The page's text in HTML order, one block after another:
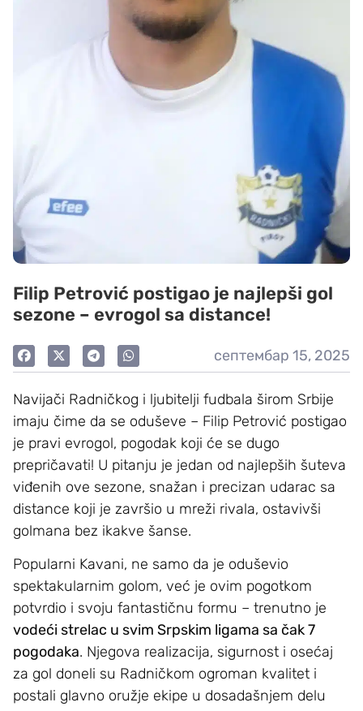
Filip Petrović postigao je najlepši gol
sezone – evrogol sa distance!
септембар 15, 2025
Navijači Radničkog i ljubitelji fudbala širom Srbije
imaju čime da se oduševe – Filip Petrović postigao
je pravi evrogol, pogodak koji će se dugo
prepričavati! U pitanju je jedan od najlepših šuteva
viđenih ove sezone, snažan i precizan udarac sa
distance koji je završio u mreži rivala, ostavivši
golmana bez ikakve šanse.
Popularni Kavani, ne samo da je oduševio
spektakularnim golom, već je ovim pogotkom
potvrdio i svoju fantastičnu formu – trenutno je
vodeći strelac u svim Srpskim ligama sa čak 7
pogodaka. Njegova realizacija, sigurnost i osećaj
za gol doneli su Radničkom ogroman kvalitet i
postali glavno oružje ekipe u dosadašnjem delu